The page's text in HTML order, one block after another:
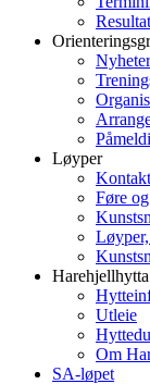
Løyper
Føre
Harehjellhytta
Utleie
Om
SA-løpet